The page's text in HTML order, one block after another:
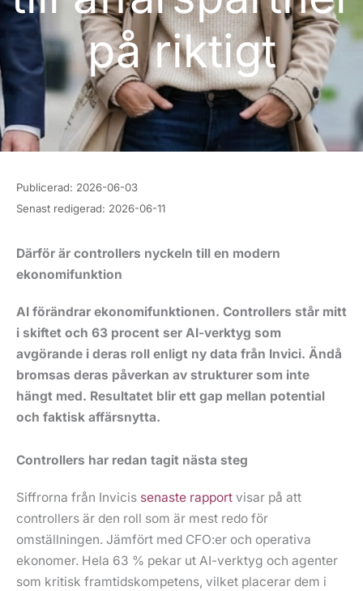
på riktigt
Publicerad: 2026-06-03
Senast redigerad: 2026-06-11
Därför är controllers nyckeln till en modern
ekonomifunktion
AI förändrar ekonomifunktionen. Controllers står mitt
i skiftet och 63 procent ser AI-verktyg som
avgörande i deras roll enligt ny data från Invici. Ändå
bromsas deras påverkan av strukturer som inte
hängt med. Resultatet blir ett gap mellan potential
och faktisk affärsnytta.
Controllers har redan tagit nästa steg
Siffrorna från Invicis senaste rapport visar på att
controllers är den roll som är mest redo för
omställningen. Jämfört med CFO:er och operativa
ekonomer. Hela 63 % pekar ut AI-verktyg och agenter
som kritisk framtidskompetens, vilket placerar dem i